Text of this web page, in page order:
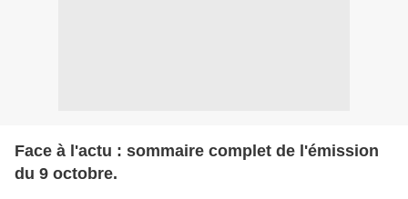
Face à l'actu : sommaire complet de l'émission
du 9 octobre.